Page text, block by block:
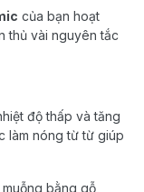
của bạn hoạt
thủ vài nguyên tắc
độ thấp và tăng
làm nóng từ từ giúp
bằng gỗ,